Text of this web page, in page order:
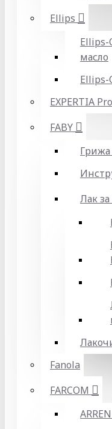
Ellips
Ellips-
масло
Ellips-
EXPERTIA
FABY
Грижа
Лак
Fanola
FARCOM